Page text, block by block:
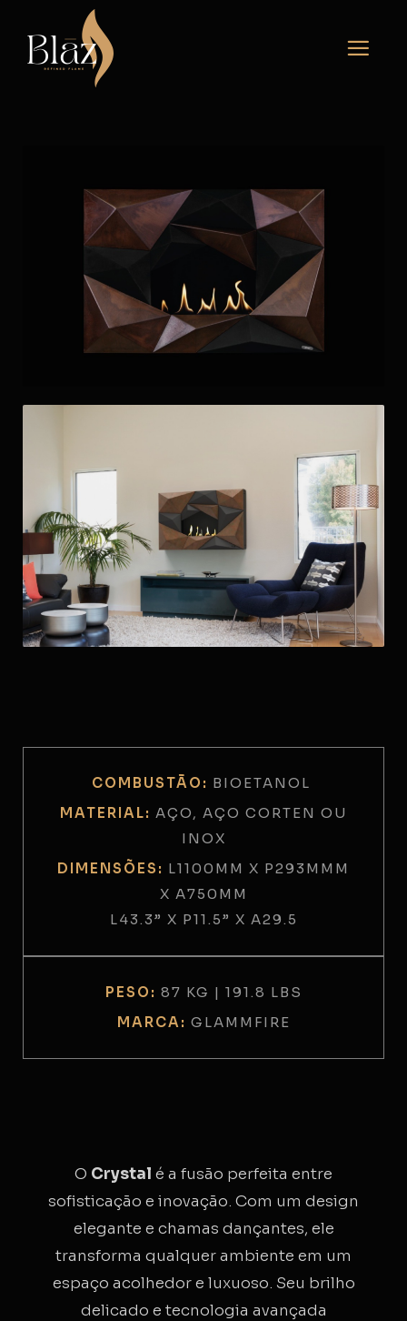
O Crystal é a fusão perfeita entre
sofisticação e inovação. Com um design
elegante e chamas dançantes, ele
transforma qualquer ambiente em um
espaço acolhedor e luxuoso. Seu brilho
delicado e tecnologia avançada
COMBUSTÃO: BIOETANOL
MATERIAL: AÇO, AÇO CORTEN OU
INOX
DIMENSÕES: L1100MM X P293MMM
X A750MM
L43.3” X P11.5” X A29.5
PESO: 87 KG | 191.8 LBS
MARCA: GLAMMFIRE